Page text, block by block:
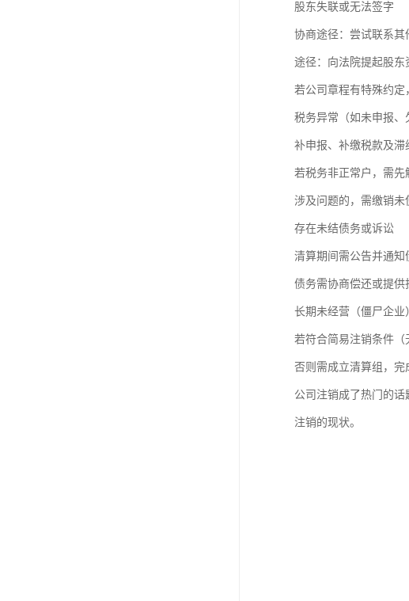
股东失联或无法签字
协商途径：尝试联系其
途径：向法院提起股东
若公司章程有特殊约定
税务异常（如未申报、
补申报、补缴税款及滞
若税务非正常户，需先
涉及问题的，需缴销未
存在未结债务或诉讼
清算期间需公告并通知
债务需协商偿还或提供
长期未经营（僵尸企业
若符合简易注销条件（
否则需成立清算组，完
公司注销成了热门的
注销的现状。